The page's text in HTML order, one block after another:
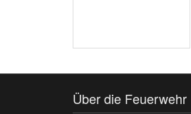
Über die Feuerwehr